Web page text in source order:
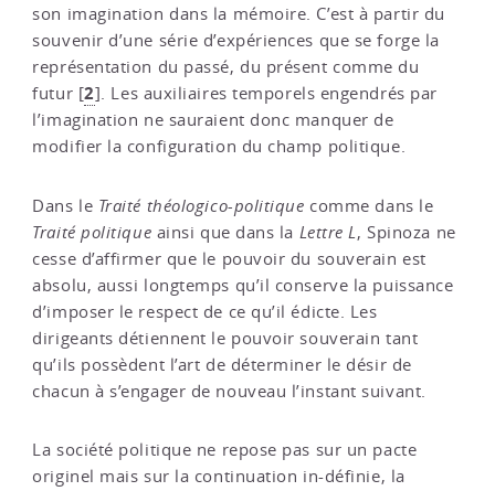
son imagination dans la mémoire. C’est à partir du
souvenir d’une série d’expériences que se forge la
représentation du passé, du présent comme du
futur [2]. Les auxiliaires temporels engendrés par
l’imagination ne sauraient donc manquer de
modifier la configuration du champ politique.
Dans le Traité théologico-politique comme dans le
Traité politique ainsi que dans la Lettre L, Spinoza ne
cesse d’affirmer que le pouvoir du souverain est
absolu, aussi longtemps qu’il conserve la puissance
d’imposer le respect de ce qu’il édicte. Les
dirigeants détiennent le pouvoir souverain tant
qu’ils possèdent l’art de déterminer le désir de
chacun à s’engager de nouveau l’instant suivant.
La société politique ne repose pas sur un pacte
originel mais sur la continuation in-définie, la